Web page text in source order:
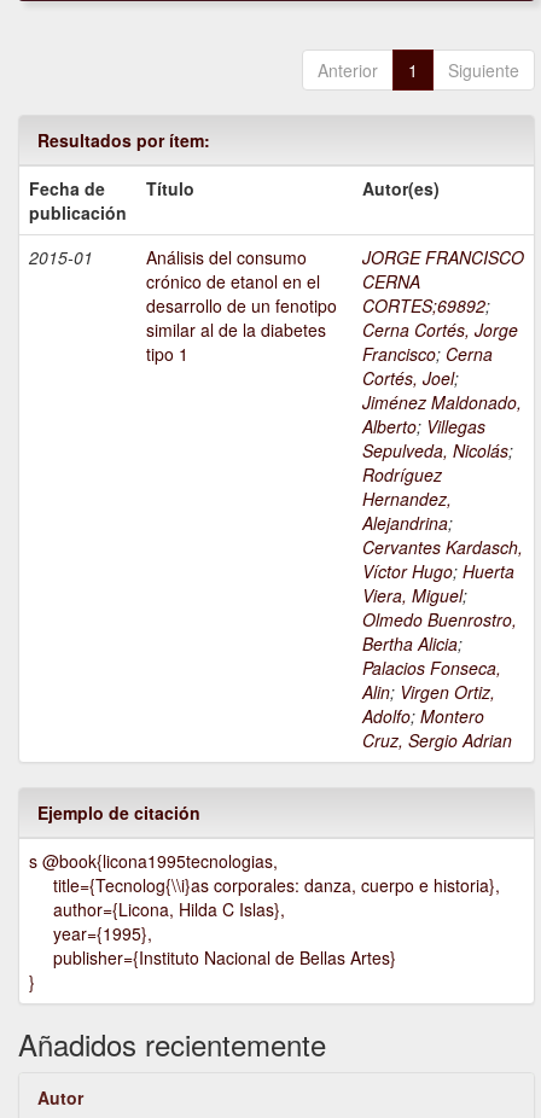
Anterior 1 Siguiente
Resultados por ítem:
Fecha de
publicación
Título Autor(es)
2015-01
Análisis del consumo
crónico de etanol en el
desarrollo de un fenotipo
similar al de la diabetes
tipo 1
JORGE FRANCISCO
CERNA
CORTES;69892;
Cerna Cortés, Jorge
Francisco; Cerna
Cortés, Joel;
Jiménez Maldonado,
Alberto; Villegas
Sepulveda, Nicolás;
Rodríguez
Hernandez,
Alejandrina;
Cervantes Kardasch,
Víctor Hugo; Huerta
Viera, Miguel;
Olmedo Buenrostro,
Bertha Alicia;
Palacios Fonseca,
Alin; Virgen Ortiz,
Adolfo; Montero
Cruz, Sergio Adrian
Ejemplo de citación
s @book{licona1995tecnologias,
title={Tecnolog{\\i}as corporales: danza, cuerpo e historia},
author={Licona, Hilda C Islas},
year={1995},
publisher={Instituto Nacional de Bellas Artes}
}
Añadidos recientemente
Autor